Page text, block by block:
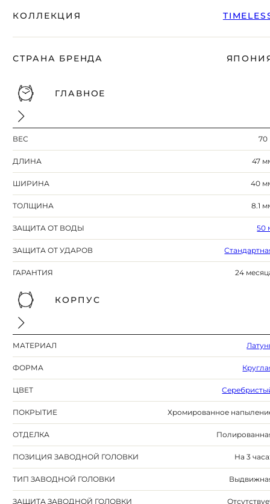
КОЛЛЕКЦИЯ
СТРАНА БРЕНДА
ГЛАВНОЕ
ВЕС 70
ДЛИНА 47
ШИРИНА 40
ТОЛЩИНА 8.1
ЗАЩИТА ОТ ВОДЫ 50
ЗАЩИТА ОТ УДАРОВ
ГАРАНТИЯ 24
КОРПУС
МАТЕРИАЛ
ФОРМА
ЦВЕТ
ПОКРЫТИЕ Хромированное
ОТДЕЛКА
ПОЗИЦИЯ ЗАВОДНОЙ ГОЛОВКИ На 3
ТИП ЗАВОДНОЙ ГОЛОВКИ
ЗАЩИТА ЗАВОДНОЙ ГОЛОВКИ